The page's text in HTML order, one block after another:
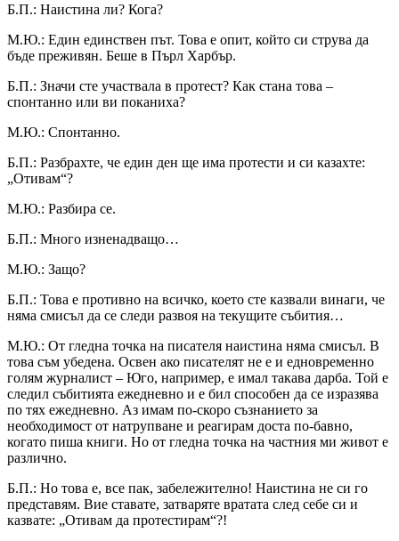
Б.П.: Наистина ли? Кога?
М.Ю.: Един единствен път. Това е опит, който си струва да
бъде преживян. Беше в Пърл Харбър.
Б.П.: Значи сте участвала в протест? Как стана това –
спонтанно или ви поканиха?
М.Ю.: Спонтанно.
Б.П.: Разбрахте, че един ден ще има протести и си казахте:
„Отивам“?
М.Ю.: Разбира се.
Б.П.: Много изненадващо…
М.Ю.: Защо?
Б.П.: Това е противно на всичко, което сте казвали винаги, че
няма смисъл да се следи развоя на текущите събития…
М.Ю.: От гледна точка на писателя наистина няма смисъл. В
това съм убедена. Освен ако писателят не е и едновременно
голям журналист – Юго, например, е имал такава дарба. Той е
следил събитията ежедневно и е бил способен да се изразява
по тях ежедневно. Аз имам по-скоро съзнанието за
необходимост от натрупване и реагирам доста по-бавно,
когато пиша книги. Но от гледна точка на частния ми живот е
различно.
Б.П.: Но това е, все пак, забележително! Наистина не си го
представям. Вие ставате, затваряте вратата след себе си и
казвате: „Отивам да протестирам“?!